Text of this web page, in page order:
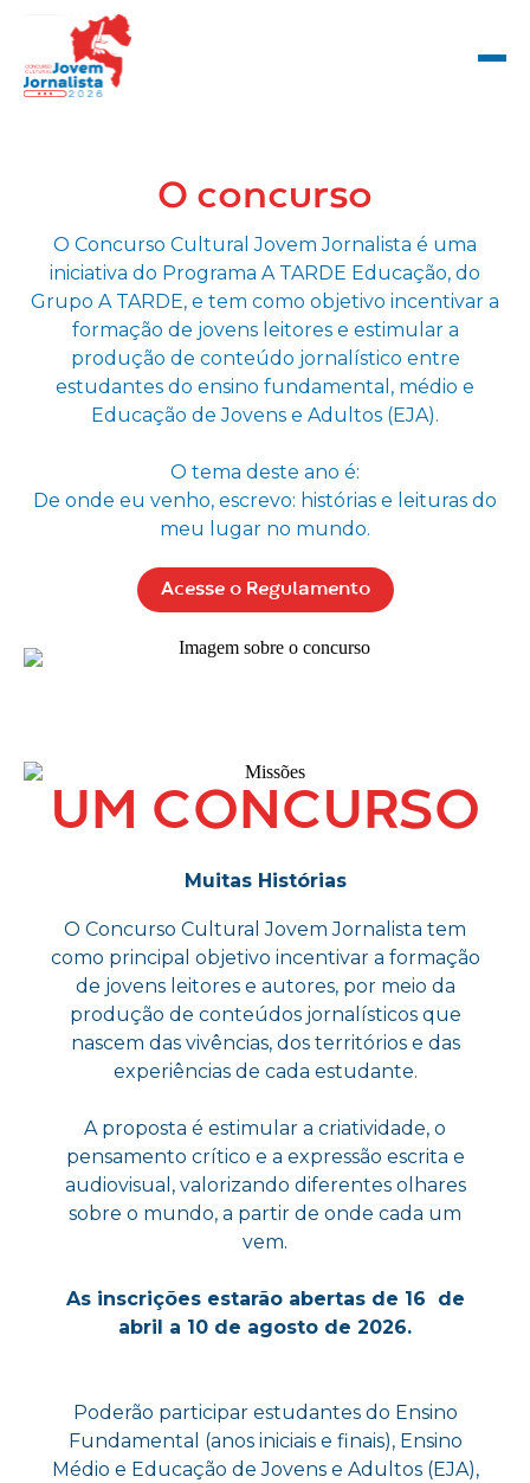
O concurso
O Concurso Cultural Jovem Jornalista é uma
iniciativa do Programa A TARDE Educação, do
Grupo A TARDE, e tem como objetivo incentivar a
formação de jovens leitores e estimular a
produção de conteúdo jornalístico entre
estudantes do ensino fundamental, médio e
Educação de Jovens e Adultos (EJA).
O tema deste ano é:
De onde eu venho, escrevo: histórias e leituras do
meu lugar no mundo.
Acesse o Regulamento
UM CONCURSO
Muitas Histórias
O Concurso Cultural Jovem Jornalista tem
como principal objetivo incentivar a formação
de jovens leitores e autores, por meio da
produção de conteúdos jornalísticos que
nascem das vivências, dos territórios e das
experiências de cada estudante.
A proposta é estimular a criatividade, o
pensamento crítico e a expressão escrita e
audiovisual, valorizando diferentes olhares
sobre o mundo, a partir de onde cada um
vem.
As inscrições estarão abertas de 16 de
abril a 10 de agosto de 2026.
Poderão participar estudantes do Ensino
Fundamental (anos iniciais e finais), Ensino
Médio e Educação de Jovens e Adultos (EJA),